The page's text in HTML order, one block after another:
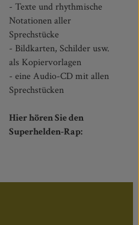
- Texte und rhythmische
Notationen aller
Sprechstücke
- Bildkarten, Schilder usw.
als Kopiervorlagen
- eine Audio-CD mit allen
Sprechstücken
Hier hören Sie den
Superhelden-Rap: